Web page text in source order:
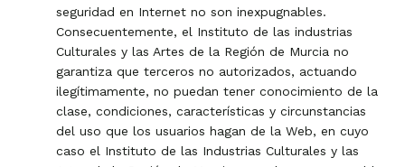
seguridad en Internet no son inexpugnables.
Consecuentemente, el Instituto de las industrias
Culturales y las Artes de la Región de Murcia no
garantiza que terceros no autorizados, actuando
ilegítimamente, no puedan tener conocimiento de la
clase, condiciones, características y circunstancias
del uso que los usuarios hagan de la Web, en cuyo
caso el Instituto de las Industrias Culturales y las